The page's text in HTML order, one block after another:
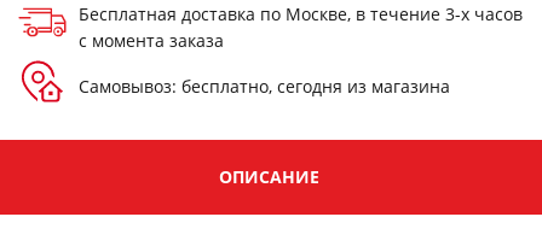
Бесплатная доставка по Москве, в течение 3-х часов
с момента заказа
Самовывоз: бесплатно, сегодня из магазина
ОПИСАНИЕ